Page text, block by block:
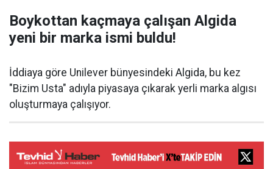
Boykottan kaçmaya çalışan Algida
yeni bir marka ismi buldu!
İddiaya göre Unilever bünyesindeki Algida, bu kez
"Bizim Usta" adıyla piyasaya çıkarak yerli marka algısı
oluşturmaya çalışıyor.